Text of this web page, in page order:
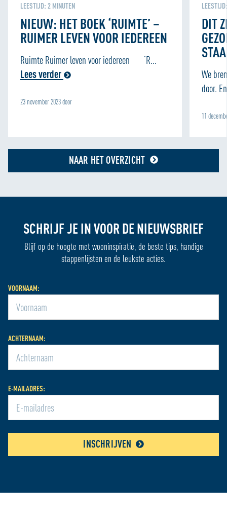
met onze partners voor social media, adverteren en
analyse zodat we ook buiten onze website een
informatie over hoe wij cookies gebruiken, bekijk onze
Cookie Policy
LEESTIJD: 2 MINUTEN
NIEUW: HET BOEK ‘RUIMTE’ –
RUIMER LEVEN VOOR IEDEREEN
Ruimte Ruimer leven voor iedereen ‘R...
Lees verder
23 november 2023 door
DIT
We
door.
11
NAAR HET OVERZICHT
SCHRIJF JE IN VOOR DE NIEUWSBRIEF
Blijf op de hoogte met wooninspiratie, de beste tips, handige
stappenlijsten en de leukste acties.
VOORNAAM:
ACHTERNAAM:
E-MAILADRES:
INSCHRIJVEN